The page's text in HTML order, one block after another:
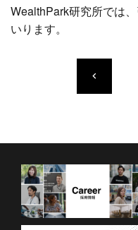
WealthPark研究所では
いります。
keyboard_arrow_left